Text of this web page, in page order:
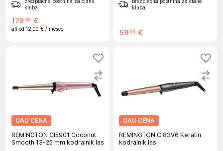
Brezplačna poštnina za člane
kluba
179 99 €
ali od 12,00 € / mesec
Brezplačna poštnina za člane
kluba
59 99 €
UAU CENA
REMINGTON CI5901 Coconut
Smooth 13-25 mm kodralnik las
UAU CENA
REMINGTON CI83V6 Keratin
kodralnik las